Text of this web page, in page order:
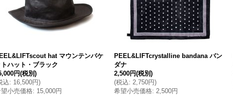
hat マウンテンバケ
ハット・ブラック
円(税別)
込: 16,500円)
小売価格: 15,000円
PEEL&LIFTcrystalline bandana バン
ダナ
2,500円(税別)
(税込: 2,750円)
希望小売価格: 2,500円